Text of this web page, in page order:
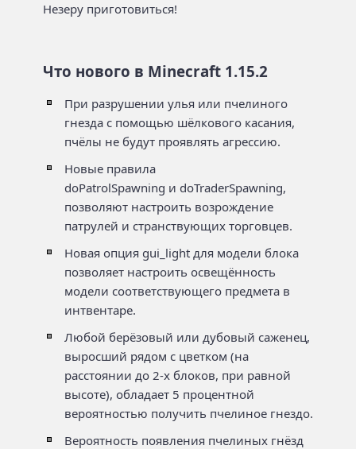
Незеру приготовиться!
Что нового в Minecraft 1.15.2
При разрушении улья или пчелиного
гнезда с помощью шёлкового касания,
пчёлы не будут проявлять агрессию.
Новые правила
doPatrolSpawning и doTraderSpawning,
позволяют настроить возрождение
патрулей и странствующих торговцев.
Новая опция gui_light для модели блока
позволяет настроить освещённость
модели соответствующего предмета в
интвентаре.
Любой берёзовый или дубовый саженец,
выросший рядом с цветком (на
расстоянии до 2-х блоков, при равной
высоте), обладает 5 процентной
вероятностью получить пчелиное гнездо.
Вероятность появления пчелиных гнёзд